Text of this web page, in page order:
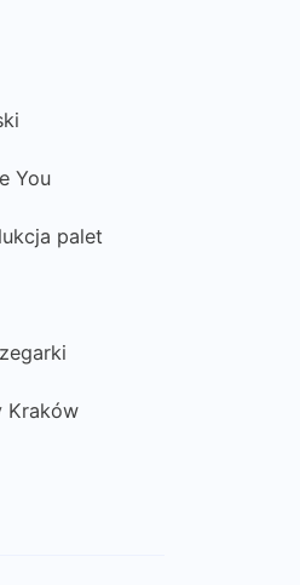
You
palet
Kraków